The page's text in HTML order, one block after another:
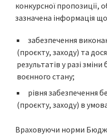
конкурсної пропозиції,
зазначена інформація
забезпечення
(проєкту, заходу) та
результатів у разі
воєнного стану;
рівня забезпечення
(проєкту, заходу) в
Враховуючи норми